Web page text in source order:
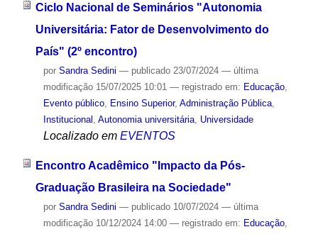
Ciclo Nacional de Seminários "Autonomia
Universitária: Fator de Desenvolvimento do
País" (2º encontro)
por Sandra Sedini — publicado23/07/2024 — última
modificação15/07/2025 10:01 — registrado em: Educação,
Evento público, Ensino Superior, Administração Pública,
Institucional Autonomia universitária, Universidade
Localizado em EVENTOS
Encontro Acadêmico "Impacto da Pós-
Graduação Brasileira na Sociedade"
por Sandra Sedini — publicado10/07/2024 — última
modificação10/12/2024 14:00 — registrado em: Educação,